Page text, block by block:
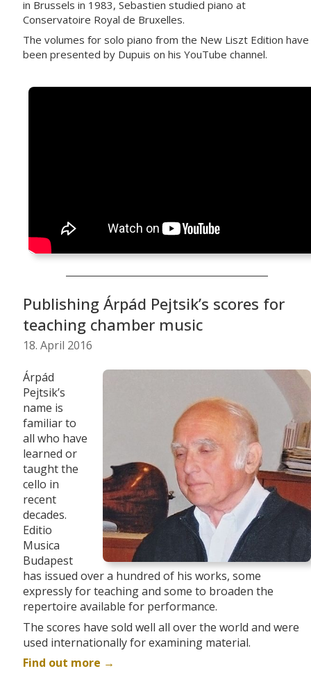
in Brussels in 1983, Sebastien studied piano at
Conservatoire Royal de Bruxelles.
The volumes for solo piano from the New Liszt Edition have
been presented by Dupuis on his YouTube channel.
Publishing Árpád Pejtsik’s scores for
teaching chamber music
18. April 2016
Árpád
Pejtsik’s
name is
familiar to
all who have
learned or
taught the
cello in
recent
decades.
Editio
Musica
Budapest
has issued over a hundred of his works, some
expressly for teaching and some to broaden the
repertoire available for performance.
The scores have sold well all over the world and were
used internationally for examining material.
Find out more →